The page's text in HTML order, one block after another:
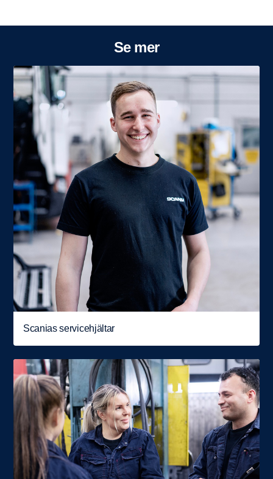
Se mer
Scanias servicehjältar